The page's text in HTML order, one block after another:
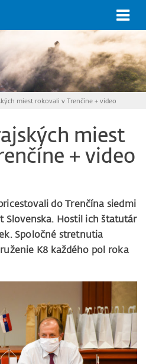
miest rokovali v Trenčíne + video
miest
+ video
do Trenčína siedmi
Slovenska. Hostil ich štatutár
Spoločné stretnutia
K8 každého pol roka